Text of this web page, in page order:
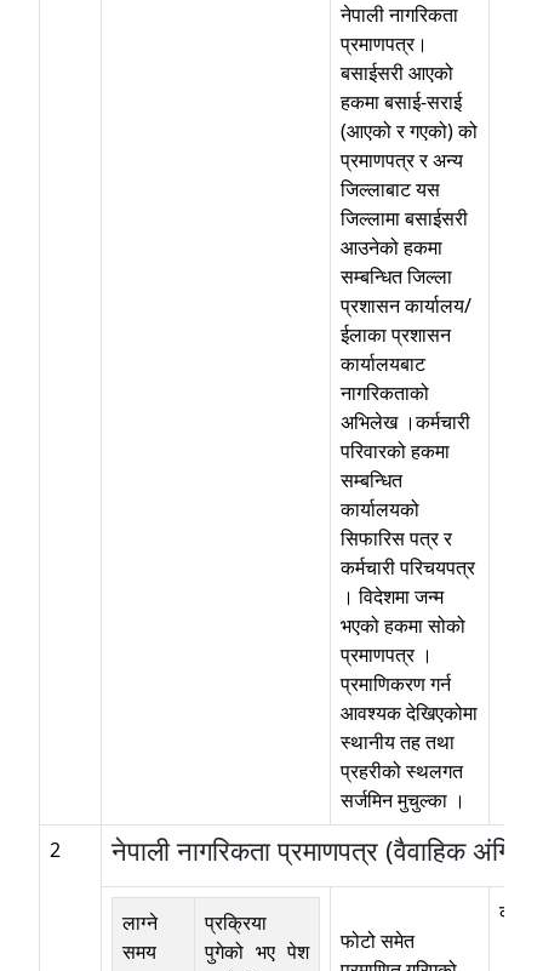
नेपाली नागरिकता
प्रमाणपत्र।
बसाईसरी आएको
हकमा बसाई-सराई
(आएको र गएको) को
प्रमाणपत्र र अन्य
जिल्लाबाट यस
जिल्लामा बसाईसरी
आउनेको हकमा
सम्बन्धित जिल्ला
प्रशासन कार्यालय/
ईलाका प्रशासन
कार्यालयबाट
नागरिकताको
अभिलेख ।कर्मचारी
परिवारको हकमा
सम्बन्धित
कार्यालयको
सिफारिस पत्र र
कर्मचारी परिचयपत्र
। विदेशमा जन्म
भएको हकमा सोको
प्रमाणपत्र ।
प्रमाणिकरण गर्न
आवश्यक देखिएकोमा
स्थानीय तह तथा
प्रहरीको स्थलगत
सर्जमिन मुचुल्का ।
2 नेपाली नागरिकता प्रमाणपत्र (वैवाहिक
लाग्ने
समय
प्रक्रिया
पुगेको भए पेश
फोटो समेत
कोठा